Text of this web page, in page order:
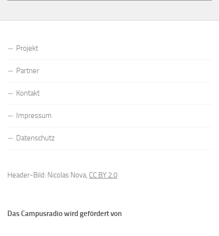
Projekt
Partner
Kontakt
Impressum
Datenschutz
Header-Bild: Nicolas Nova, CC BY 2.0
Das Campusradio wird gefördert von